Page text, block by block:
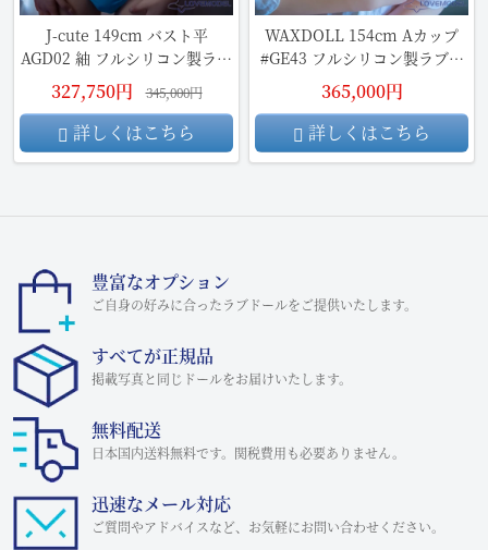
J-cute 149cm バスト平
AGD02 紬 フルシリコン製ラブ
ドール
327,750円 345,000円
詳しくはこちら
WAXDOLL 154cm Aカップ
#GE43 フルシリコン製ラブド
ール
365,000円
詳しくはこちら
豊富なオプション
ご自身の好みに合ったラブドールをご提供いたします。
すべてが正規品
掲載写真と同じドールをお届けいたします。
無料配送
日本国内送料無料です。関税費用も必要ありません。
迅速なメール対応
ご質問やアドバイスなど、お気軽にお問い合わせください。